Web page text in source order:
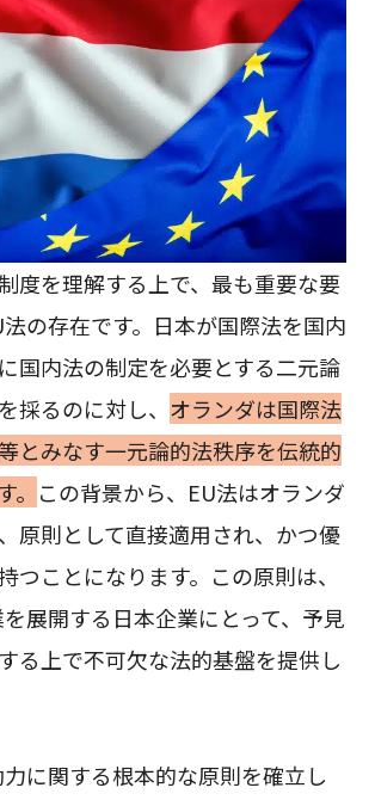
度を理解する上で、最も重要な要
の存在です。日本が国際法を国内
国内法の制定を必要とする二元論
採るのに対し、 オランダは国際法
とみなす一元論的法秩序を伝統的
この背景から、EU法はオランダ
原則として直接適用され、かつ優
つことになります。この原則は、
展開する日本企業にとって、予見
る上で不可欠な法的基盤を提供し
に関する根本的な原則を確立し